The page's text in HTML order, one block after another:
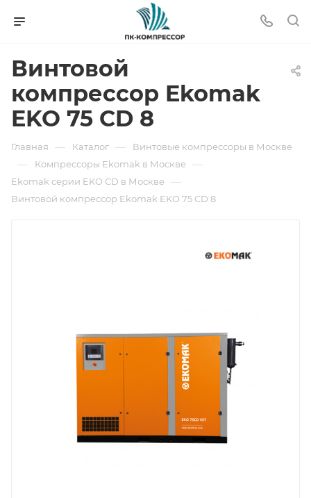
Винтовой
компрессор Ekomak
EKO 75 CD 8
Главная — Каталог — Винтовые компрессоры в Москве
— Компрессоры Ekomak в Москве —
Ekomak серии EKO CD в Москве —
Винтовой компрессор Ekomak EKO 75 CD 8